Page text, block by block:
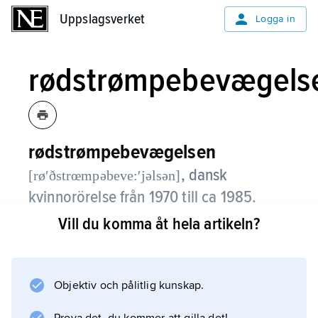
Uppslagsverket Logga in
rødstrømpebevægelsen
[røʹðstrœmpəbeve:ʹjəlsən], dansk
kvinnorörelse från 1970 till ca 1985.
Rødstrømpebevægelsen uppkallades efter
blåstrumpor) visade den nya feminismens
Vill du komma åt hela artikeln?
Objektiv och pålitlig kunskap.